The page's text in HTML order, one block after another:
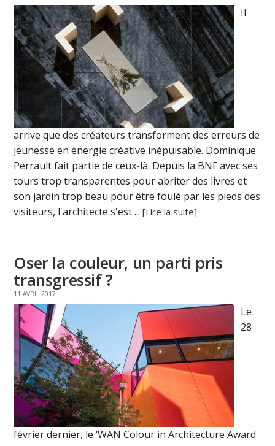
Il
arrive que des créateurs transforment des erreurs de
jeunesse en énergie créative inépuisable. Dominique
Perrault fait partie de ceux-là. Depuis la BNF avec ses
tours trop transparentes pour abriter des livres et
son jardin trop beau pour être foulé par les pieds des
visiteurs, l'architecte s'est ...[Lire la suite]
Oser la couleur, un parti pris
transgressif ?
11 AVRIL 2017
Le
28
février dernier, le ‘WAN Colour in Architecture Award